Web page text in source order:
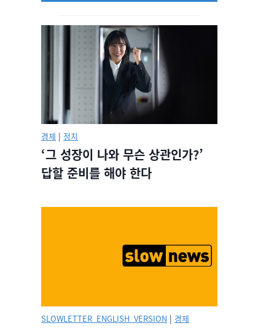
경제 | 정치
‘그 성장이 나와 무슨 상관인가?’
답할 준비를 해야 한다
SLOWLETTER_ENGLISH_VERSION | 경제